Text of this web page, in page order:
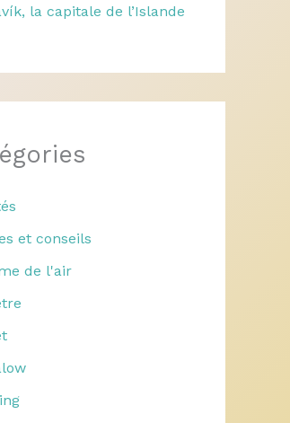
la capitale de l’Islande
et conseils
de l'air